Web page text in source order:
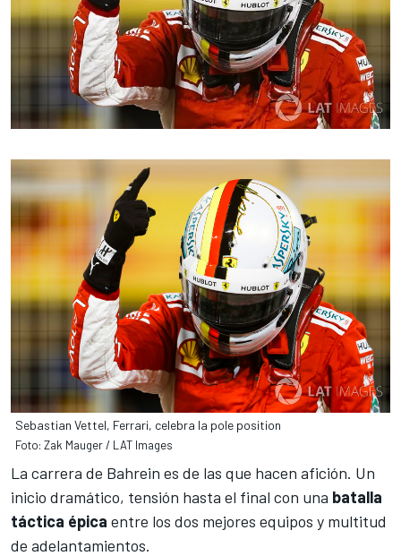
Sebastian Vettel, Ferrari, celebra la pole position
Foto: Zak Mauger / LAT Images
La carrera de Bahrein es de las que hacen afición. Un
inicio dramático, tensión hasta el final con una batalla
táctica épica entre los dos mejores equipos y multitud
de adelantamientos.